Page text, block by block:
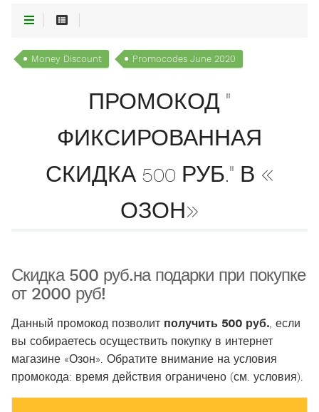
Money Discount Promocodes June 2020
ПРОМОКОД "
ФИКСИРОВАННАЯ
СКИДКА 500 РУБ." В «
ОЗОН»
Скидка 500 руб.на подарки при покупке
от 2000 руб!
Данный промокод позволит получить 500 руб. , если
вы собираетесь осуществить покупку в интернет
магазине «Озон». Обратите внимание на условия
промокода: время действия ограничено (см. условия).